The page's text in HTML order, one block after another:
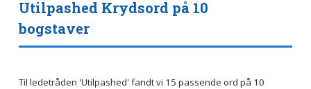
Utilpashed Krydsord på 10
bogstaver
Til ledetråden 'Utilpashed' fandt vi 15 passende ord på 10